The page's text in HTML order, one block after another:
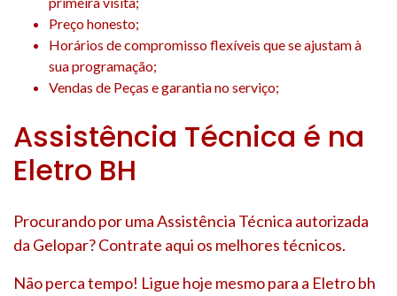
Preço honesto;
Horários de compromisso flexíveis que se ajustam à
sua programação;
Vendas de Peças e garantia no serviço;
Assistência Técnica é na
Eletro BH
Procurando por uma Assistência Técnica autorizada
da Gelopar? Contrate aqui os melhores técnicos.
Não perca tempo! Ligue hoje mesmo para a Eletro bh